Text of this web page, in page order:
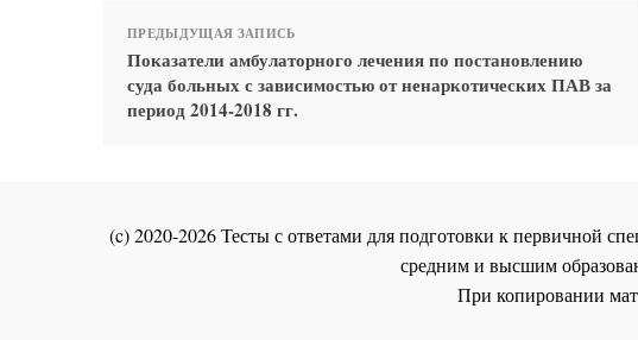
ПРЕДЫДУЩАЯ ЗАПИСЬ
Показатели амбулаторного лечения по постановлению
суда больных с зависимостью от ненаркотических ПАВ за
период 2014-2018 гг.
(c) 2020-2026 Тесты с ответами для подготовки к первичной
средним и высшим
При копировании